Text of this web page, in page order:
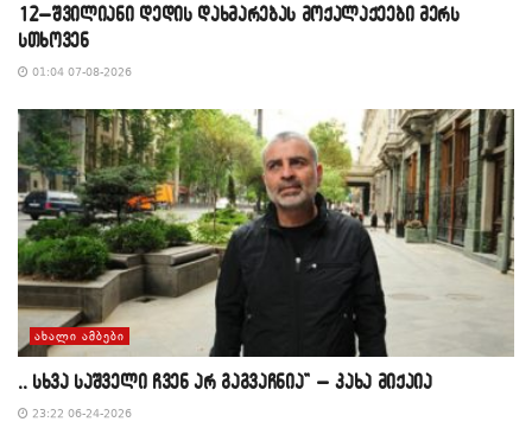
12–შვილიანი დედის დახმარებას მოქალაქეები მერს
სთხოვენ
01:04 07-08-2026
ᲐᲮᲐᲚᲘ ᲐᲛᲑᲔᲑᲘ
,, სხვა საშველი ჩვენ არ გაგვაჩნია” – კახა მიქაია
23:22 06-24-2026